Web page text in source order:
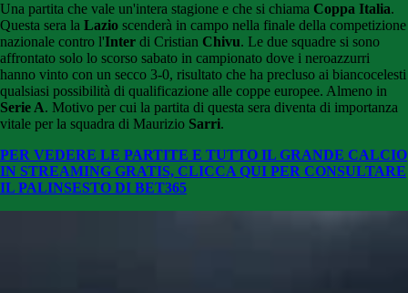
Una partita che vale un'intera stagione e che si chiama Coppa Italia.
Questa sera la Lazio scenderà in campo nella finale della competizione
nazionale contro l'Inter di Cristian Chivu. Le due squadre si sono
affrontato solo lo scorso sabato in campionato dove i neroazzurri
hanno vinto con un secco 3-0, risultato che ha precluso ai biancocelesti
qualsiasi possibilità di qualificazione alle coppe europee. Almeno in
Serie A. Motivo per cui la partita di questa sera diventa di importanza
vitale per la squadra di Maurizio Sarri.
PER VEDERE LE PARTITE E TUTTO IL GRANDE CALCIO
IN STREAMING GRATIS, CLICCA QUI PER CONSULTARE
IL PALINSESTO DI BET365